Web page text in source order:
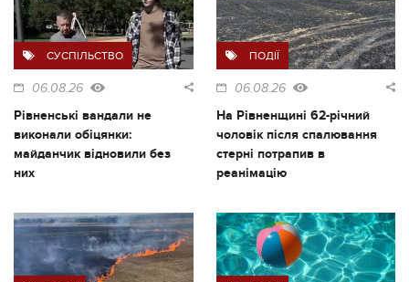
СУСПІЛЬСТВО
06.08.26
Рівненські вандали не
виконали обіцянки:
майданчик відновили без
них
ПОДІЇ
06.08.26
На Рівненщині 62-річний
чоловік після спалювання
стерні потрапив в
реанімацію